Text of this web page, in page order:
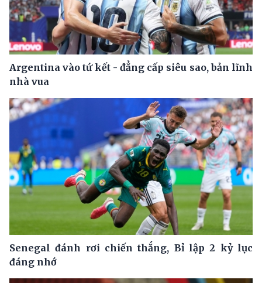
Argentina vào tứ kết - đẳng cấp siêu sao, bản lĩnh
nhà vua
Senegal đánh rơi chiến thắng, Bỉ lập 2 kỷ lục
đáng nhớ